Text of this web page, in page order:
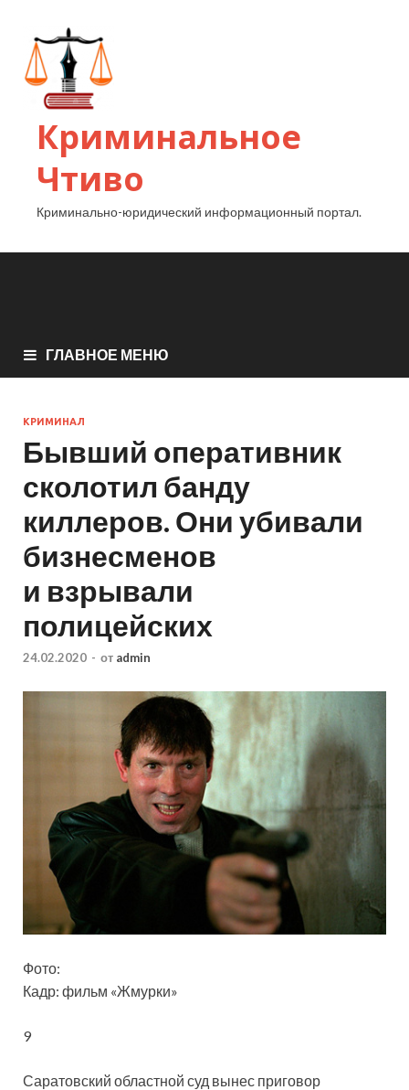
Криминальное
Чтиво
Криминально-юридический информационный портал.
ГЛАВНОЕ МЕНЮ
КРИМИНАЛ
Бывший оперативник
сколотил банду
киллеров. Они убивали
бизнесменов
и взрывали
полицейских
24.02.2020 - от admin
Фото:
Кадр: фильм «Жмурки»
9
Саратовский областной суд вынес приговор